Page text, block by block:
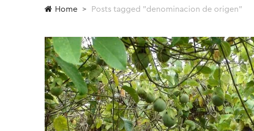
Home Posts tagged "denominacion de origen"